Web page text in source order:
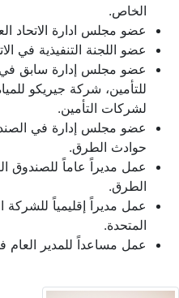
الخاص.
عضو مجلس ادارة الاتحاد
عضو اللجنة التنفيذية في
عضو مجلس إدارة سابق في
للتأمين، شركة جيريكو للمياه
لشركات التأمين.
عضو مجلس إدارة في
حوادث الطرق.
عمل مديراً عاماً للصندوق
الطرق.
عمل مديراً إقليمياً للشركة
المتحدة.
عمل مساعداً للمدير العام في